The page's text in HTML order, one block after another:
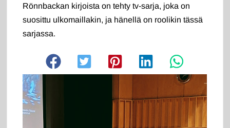
Rönnbackan kirjoista on tehty tv-sarja, joka on
suosittu ulkomaillakin, ja hänellä on roolikin tässä
sarjassa.